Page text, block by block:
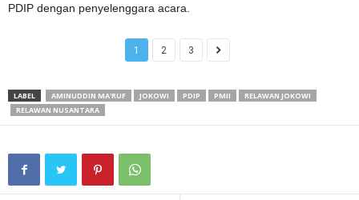
PDIP dengan penyelenggara acara.
1 2 3
LABEL AMINUDDIN MA'RUF JOKOWI PDIP PMII
RELAWAN JOKOWI
RELAWAN NUSANTARA